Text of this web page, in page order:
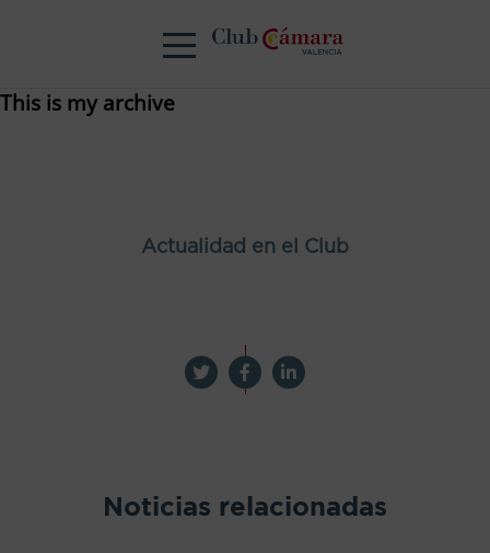
This is my archive
Actualidad en el Club
Noticias relacionadas